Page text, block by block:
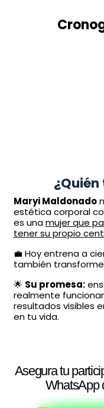
Maryi Maldonado
estética corporal
es unamujer que
tener su propio
💼 Hoy entrena a
también
🌟 Su promesa:
realmente
resultados visibles
en tu vida.
Asegura tu
WhatsApp